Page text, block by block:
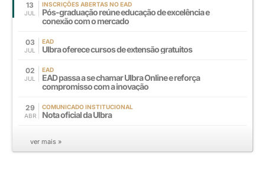
13
JUL
INSCRIÇÕES ABERTAS NO EAD
Pós-graduação reúne educação de excelência e
conexão com o mercado
03
JUL
EAD
Ulbra oferece cursos de extensão gratuitos
02
JUL
EAD
EAD passa a se chamar Ulbra Online e reforça
compromisso com a inovação
29
ABR
COMUNICADO INSTITUCIONAL
Nota oficial da Ulbra
ver mais »